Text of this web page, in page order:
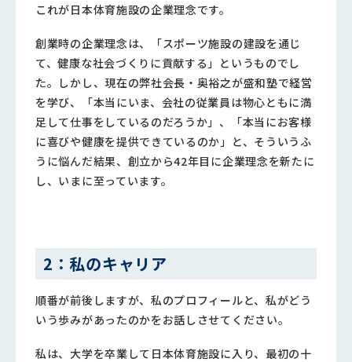
これが日本体育施設の企業理念です。
創業時の企業理念は、「スポーツ施設の建設を通じ
て、健康な社会づくりに貢献する」というものでし
た。しかし、現在の弊社会長・奥裕之が盛和塾で経営
を学び、「本当にいま、会社の従業員は物心ともに満
足して仕事をしているのだろうか」、「本当にお客様
に喜びや健康を提供できているのか」と、そういうふ
うに悩んだ結果、創立から42年目に企業理念を新たに
し、いまに至っています。
2：私のキャリア
順番が前後しますが、私のプロフィールと、私がどう
いう歩みがあったのかをお話しさせてください。
私は、大学を卒業して日本体育施設に入り、最初の十